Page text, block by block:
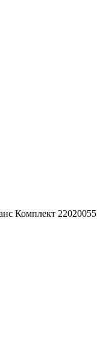
Комплект 22020055